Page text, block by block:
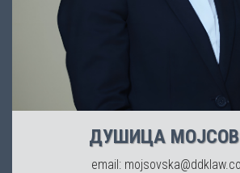
ДУШИЦА
email: